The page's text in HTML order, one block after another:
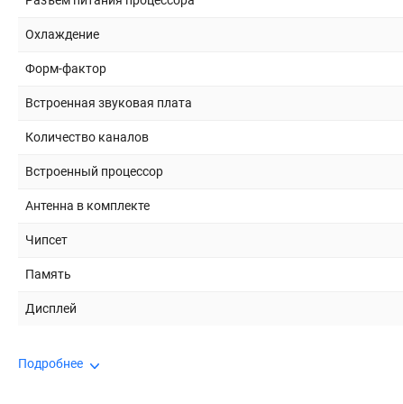
Охлаждение
Форм-фактор
Встроенная звуковая плата
Количество каналов
Встроенный процессор
Антенна в комплекте
Чипсет
Память
Дисплей
Подробнее